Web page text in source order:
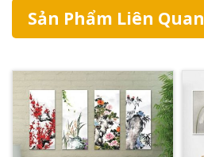
Sản Phẩm Liên Quan